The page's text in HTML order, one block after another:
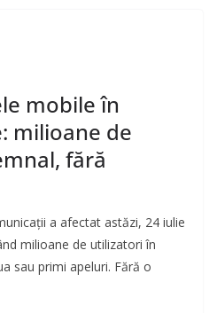
mobile în
milioane de
fără
a afectat astăzi, 24 iulie
milioane de utilizatori în
sau primi apeluri. Fără o